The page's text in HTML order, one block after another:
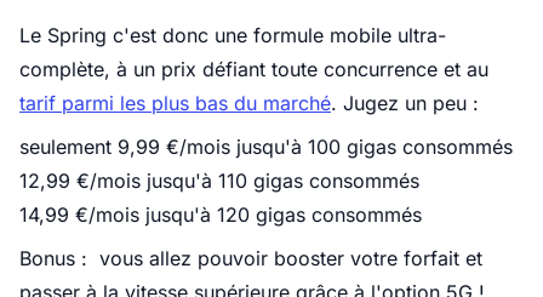
Le Spring c'est donc une formule mobile ultra-
complète, à un prix défiant toute concurrence et au
tarif parmi les plus bas du marché. Jugez un peu :
seulement 9,99 €/mois jusqu'à 100 gigas consommés
12,99 €/mois jusqu'à 110 gigas consommés
14,99 €/mois jusqu'à 120 gigas consommés
Bonus : vous allez pouvoir booster votre forfait et